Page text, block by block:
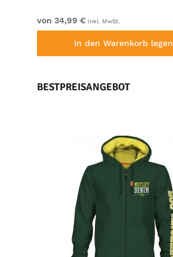
von 34,99 € inkl. MwSt.
In den Warenkorb legen
BESTPREISANGEBOT